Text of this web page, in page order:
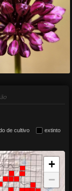
de cultivo extinto
+
−